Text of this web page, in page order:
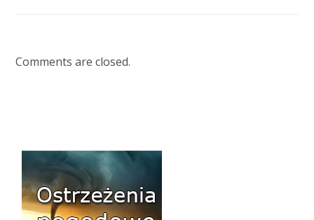
Comments are closed.